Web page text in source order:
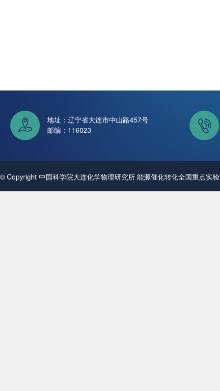
地址：辽宁省大连市中山路457号
邮编：116023
© Copyright 中国科学院大连化学物理研究所 能源催化转化全国重点实